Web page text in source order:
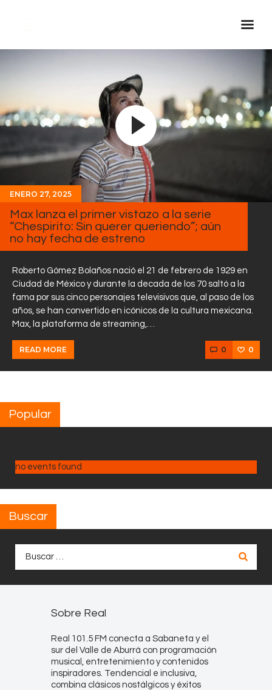
Inicio Real FM
Streaming
En Vivo
Descarga La APP
Programas
Noticias
Equipo
Sobre Nosotros
Contactos
ENERO 27, 2025
Max lanza el primer vistazo a la serie
“Chespirito: Sin querer queriendo”; aún
no hay fecha de estreno
Roberto Gómez Bolaños nació el 21 de febrero de 1929 en
Ciudad de México y durante la decada de los 70 saltó a la
fama por sus cinco personajes televisivos que, al paso de los
años, se han convertido en icónicos de la cultura mexicana.
Max, la plataforma de streaming,…
READ MORE 0 0
Popular
no events found
Buscar
Sobre Real
Real 101.5 FM conecta a Sabaneta y el
sur del Valle de Aburrá con programación
musical, entretenimiento y contenidos
inspiradores. Tendencial e inclusiva,
combina clásicos nostálgicos y éxitos